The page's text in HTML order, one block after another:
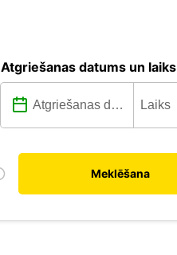
Atgriešanas datums un laiks
Meklēšana